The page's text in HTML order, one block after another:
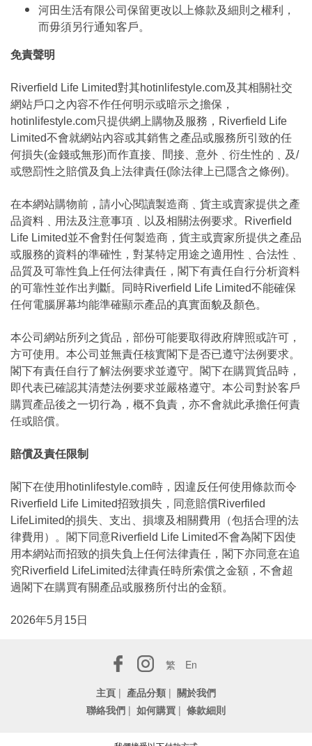
河田生活有限公司保留更改以上條款及細則之權利，
而毋須另行通知客戶。
免責聲明
Riverfield Life Limited對其hotinlifestyle.com及其相關社交
網站戶口之內容不作任何明示或暗示之擔保，
hotinlifestyle.com只提供網上購物及服務，Riverfield Life
Limited不會就網站內容或其銷售之產品或服務所引致的任
何損失(金錢或無形)而作直接、間接、意外﹑衍生性的﹑及/
或懲罰性之賠償及負上法律責任(除法律上已隱含之條例)。
在本網站購物前，請小心閱讀製造商﹑貨主或賣家提供之產
品資料﹑用法及注意事項﹑以及相關法例要求。Riverfield
Life Limited並不會對任何製造商，貨主或賣家所提供之產品
或服務的資料的準確性，對某特定用途之適用性﹑合法性﹑
品質及可靠性負上任何法律責任，閣下有責任自行分析資料
的可靠性並作出判斷。同時Riverfield Life Limited不能確保
任何電腦屏幕均能準確顯示產品的真實面貌及顏色。
本公司網站所列之貨品，部份可能要取得政府牌照或許可，
方可使用。本公司並無責任核實閣下是否已遵守法例要求。
閣下有責任自行了解法例要求並遵守。閣下在購買貨品時，
即代表已確認其清楚法例要求並嚴格遵守。本公司對於客戶
購買產品後之一切行為，概不負責，亦不會就此承擔任何責
任或賠償。
賠償及責任限制
閣下在使用hotinlifestyle.com時，因違反任何使用條款而令
Riverfield Life Limited招致損失，同意賠償Riverfiled
LifeLimited的損失、支出、損壞及相關費用（包括合理的法
律費用）。閣下同意Riverfield Life Limited不會為閣下因使
用本網站而招致的損失負上任何法律責任，閣下亦同意在追
究Riverfield LifeLimited法律責任時所索償之金額，不會超
過閣下在購買有關產品或服務所付出的金額。
2026年5月15日
繁
En
主頁 | 產品分類 | 關於我們
聯絡我們 | 如何購買 | 條款細則